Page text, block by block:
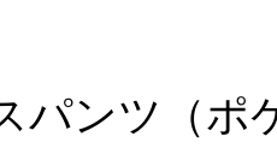
パンツ（ポ